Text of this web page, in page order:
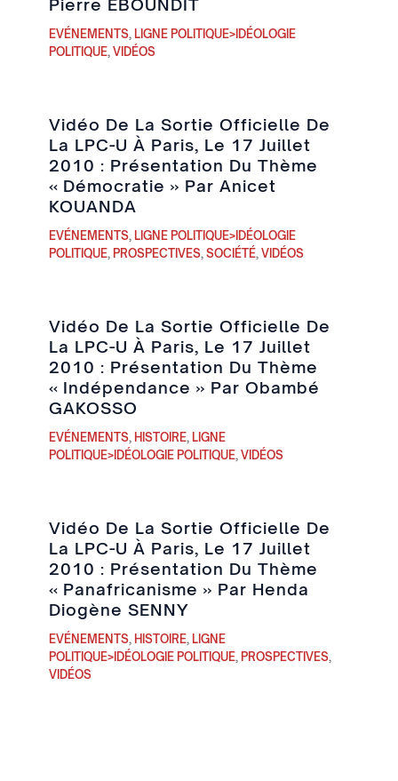
Pierre EBOUNDIT
EVÉNEMENTS, LIGNE POLITIQUE>IDÉOLOGIE
POLITIQUE, VIDÉOS
Vidéo De La Sortie Officielle De
La LPC-U À Paris, Le 17 Juillet
2010 : Présentation Du Thème
« Démocratie » Par Anicet
KOUANDA
EVÉNEMENTS, LIGNE POLITIQUE>IDÉOLOGIE
POLITIQUE, PROSPECTIVES, SOCIÉTÉ, VIDÉOS
Vidéo De La Sortie Officielle De
La LPC-U À Paris, Le 17 Juillet
2010 : Présentation Du Thème
« Indépendance » Par Obambé
GAKOSSO
EVÉNEMENTS, HISTOIRE, LIGNE
POLITIQUE>IDÉOLOGIE POLITIQUE, VIDÉOS
Vidéo De La Sortie Officielle De
La LPC-U À Paris, Le 17 Juillet
2010 : Présentation Du Thème
« Panafricanisme » Par Henda
Diogène SENNY
EVÉNEMENTS, HISTOIRE, LIGNE
POLITIQUE>IDÉOLOGIE POLITIQUE, PROSPECTIVES,
VIDÉOS